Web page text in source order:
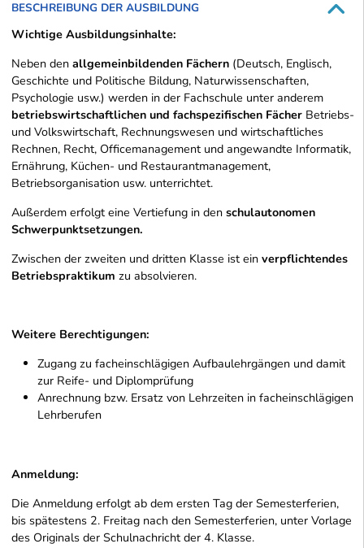
BESCHREIBUNG DER AUSBILDUNG
Wichtige Ausbildungsinhalte:
Neben den allgemeinbildenden Fächern (Deutsch, Englisch,
Geschichte und Politische Bildung, Naturwissenschaften,
Psychologie usw.) werden in der Fachschule unter anderem
betriebswirtschaftlichen und fachspezifischen Fächer Betriebs-
und Volkswirtschaft, Rechnungswesen und wirtschaftliches
Rechnen, Recht, Officemanagement und angewandte Informatik,
Ernährung, Küchen- und Restaurantmanagement,
Betriebsorganisation usw. unterrichtet.
Außerdem erfolgt eine Vertiefung in den schulautonomen
Schwerpunktsetzungen.
Zwischen der zweiten und dritten Klasse ist ein verpflichtendes
Betriebspraktikum zu absolvieren.
Weitere Berechtigungen:
Zugang zu facheinschlägigen Aufbaulehrgängen und damit
zur Reife- und Diplomprüfung
Anrechnung bzw. Ersatz von Lehrzeiten in facheinschlägigen
Lehrberufen
Anmeldung:
Die Anmeldung erfolgt ab dem ersten Tag der Semesterferien,
bis spätestens 2. Freitag nach den Semesterferien, unter Vorlage
des Originals der Schulnachricht der 4. Klasse.